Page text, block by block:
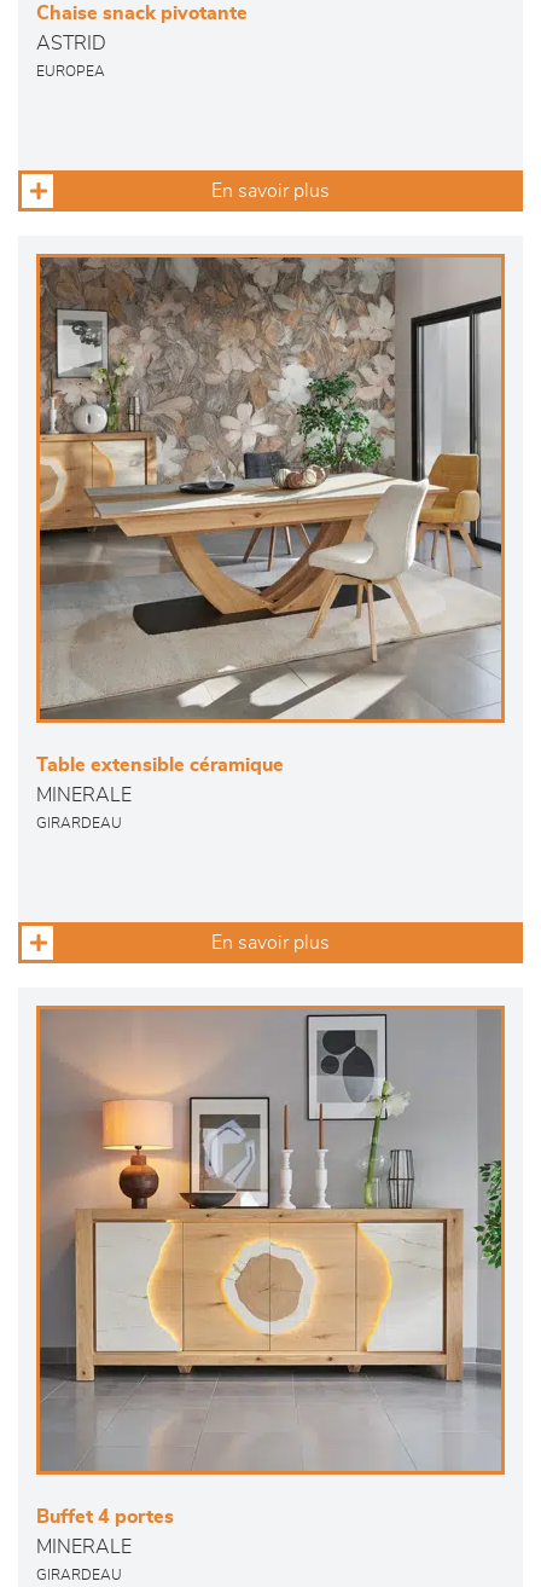
Chaise snack pivotante
ASTRID
EUROPEA
En savoir plus
Table extensible céramique
MINERALE
GIRARDEAU
En savoir plus
Buffet 4 portes
MINERALE
GIRARDEAU